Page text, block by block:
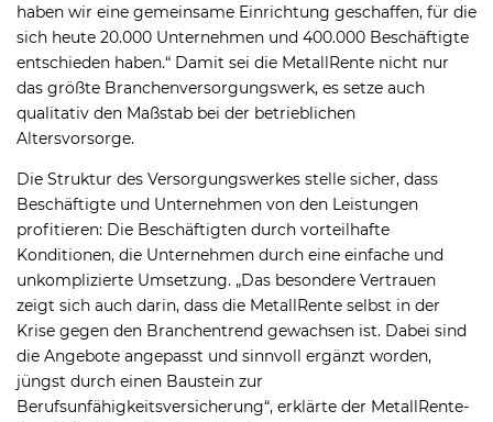
haben wir eine gemeinsame Einrichtung geschaffen, für die
sich heute 20.000 Unternehmen und 400.000 Beschäftigte
entschieden haben.“ Damit sei die MetallRente nicht nur
das größte Branchenversorgungswerk, es setze auch
qualitativ den Maßstab bei der betrieblichen
Altersvorsorge.
Die Struktur des Versorgungswerkes stelle sicher, dass
Beschäftigte und Unternehmen von den Leistungen
profitieren: Die Beschäftigten durch vorteilhafte
Konditionen, die Unternehmen durch eine einfache und
unkomplizierte Umsetzung. „Das besondere Vertrauen
zeigt sich auch darin, dass die MetallRente selbst in der
Krise gegen den Branchentrend gewachsen ist. Dabei sind
die Angebote angepasst und sinnvoll ergänzt worden,
jüngst durch einen Baustein zur
Berufsunfähigkeitsversicherung“, erklärte der MetallRente-